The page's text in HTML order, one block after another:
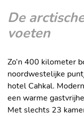
De
voeten
Zo’n 400 kilometer
noordwestelijke
hotel Cahkal.
een warme
Met slechts 23